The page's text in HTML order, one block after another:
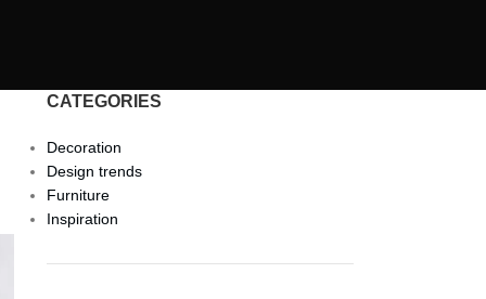
CATEGORIES
Decoration
Design trends
Furniture
Inspiration